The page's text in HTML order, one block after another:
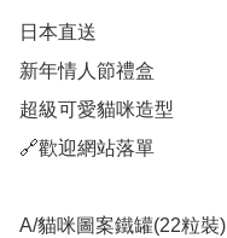
日本直送
新年情人節禮盒
超級可愛貓咪造型
🔗歡迎網站落單
A/貓咪圖案鐵罐(22粒裝)